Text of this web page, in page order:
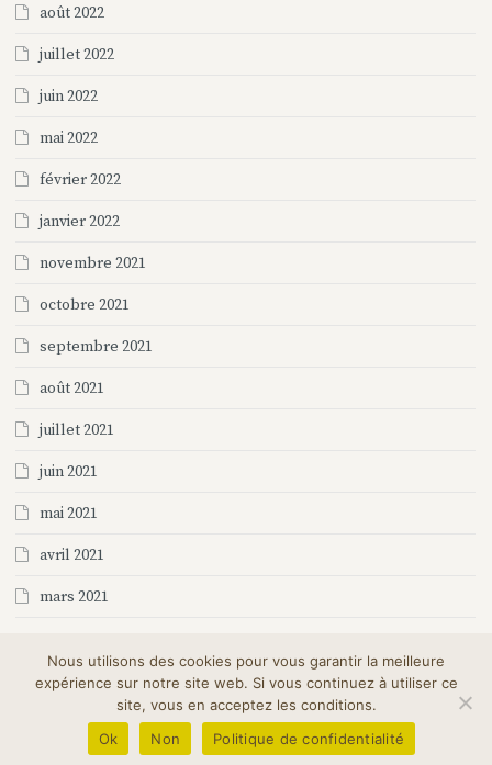
août 2022
juillet 2022
juin 2022
mai 2022
février 2022
janvier 2022
novembre 2021
octobre 2021
septembre 2021
août 2021
juillet 2021
juin 2021
mai 2021
avril 2021
mars 2021
©2026 MELIFERA| Site byMagineo
Nous utilisons des cookies pour vous garantir la meilleure
expérience sur notre site web. Si vous continuez à utiliser ce
site, vous en acceptez les conditions.
Ok
Non Politique de confidentialité